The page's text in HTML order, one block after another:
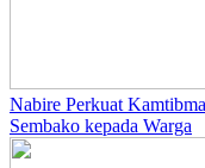
Nabire Perkuat
Sembako kepada Warga